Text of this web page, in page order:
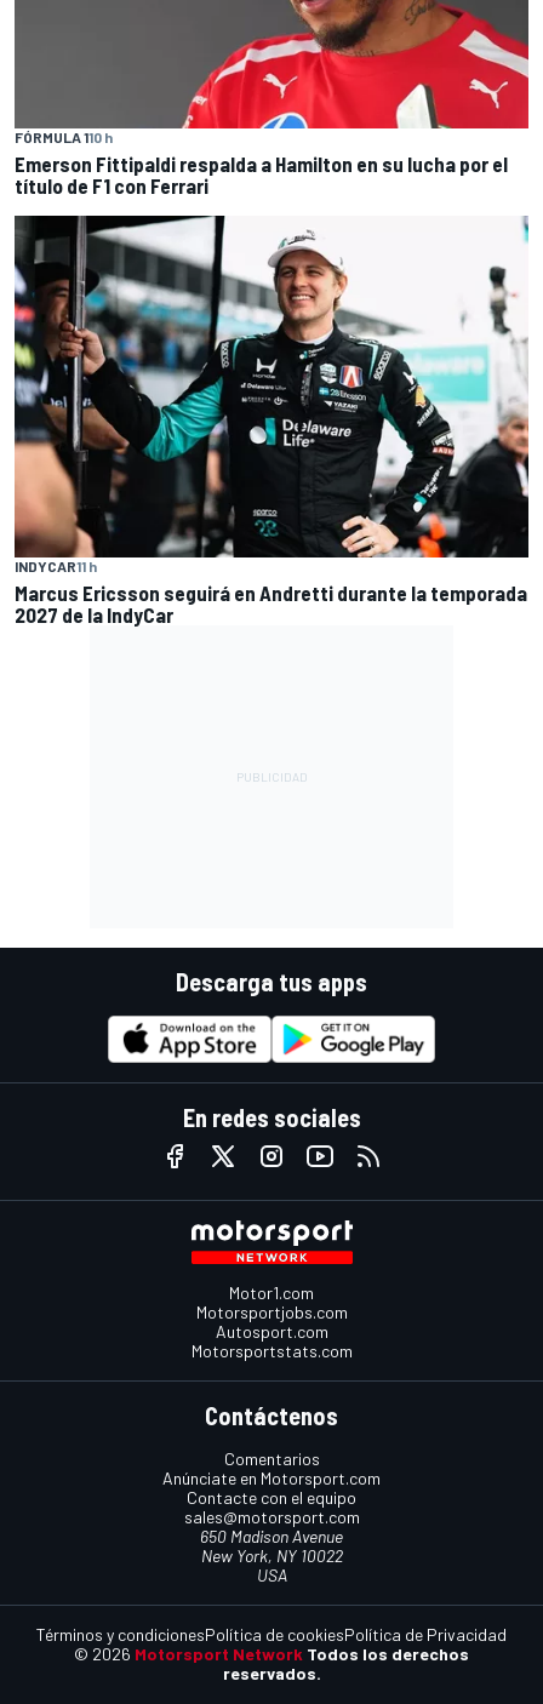
FÓRMULA 110 h
Emerson Fittipaldi respalda a Hamilton en su lucha por el
título de F1 con Ferrari
INDYCAR11 h
Marcus Ericsson seguirá en Andretti durante la temporada
2027 de la IndyCar
Descarga tus apps
En redes sociales
Motor1.com
Motorsportjobs.com
Autosport.com
Motorsportstats.com
Contáctenos
Comentarios
Anúnciate en Motorsport.com
Contacte con el equipo
sales@motorsport.com
650 Madison Avenue
New York, NY 10022
USA
© 2026 Motorsport Network Todos los derechos
reservados.
Términos y condicionesPolítica de cookiesPolítica de Privacidad